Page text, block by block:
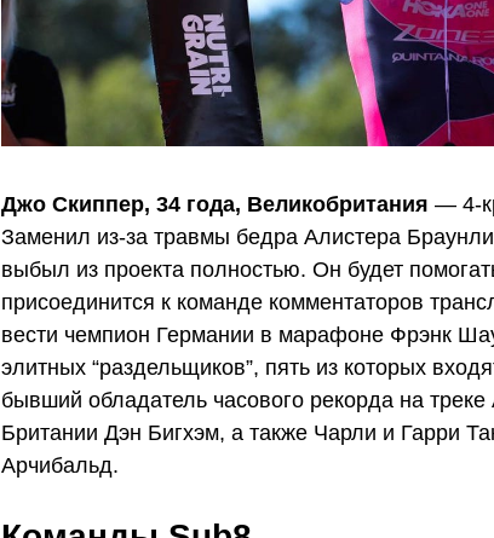
Джо Скиппер, 34 года, Великобритания — 4-
Заменил из-за травмы бедра Алистера
выбыл из проекта полностью. Он будет
присоединится к команде комментаторов
вести чемпион Германии в марафоне Фрэнк
элитных “раздельщиков”, пять из которых
бывший обладатель часового рекорда на
Британии Дэн Бигхэм, а также Чарли и Гарри
Арчибальд.